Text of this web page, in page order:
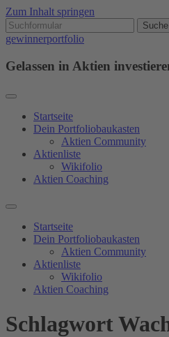
Zum Inhalt springen
gewinnerportfolio
Gelassen in Aktien
Startseite
Dein Portfoliobaukasten
Aktien Community
Aktienliste
Wikifolio
Aktien Coaching
Startseite
Dein Portfoliobaukasten
Aktien Community
Aktienliste
Wikifolio
Aktien Coaching
Schlagwort